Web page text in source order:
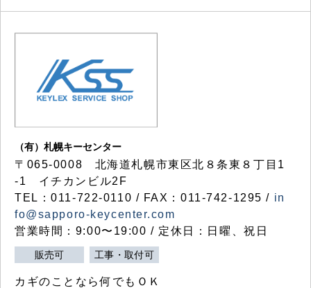
（有）札幌キーセンター
〒065-0008 北海道札幌市東区北８条東８丁目1
-1 イチカンビル2F
TEL：011-722-0110 / FAX：011-742-1295 / in
fo@sapporo-keycenter.com
営業時間：9:00〜19:00 / 定休日：日曜、祝日
販売可 工事・取付可
カギのことなら何でもＯＫ